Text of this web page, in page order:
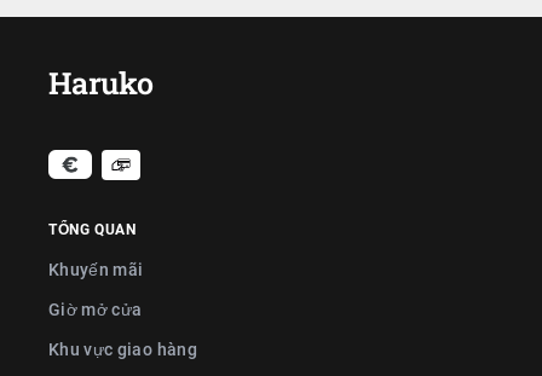
Haruko
TỔNG QUAN
Khuyến mãi
Giờ mở cửa
Khu vực giao hàng